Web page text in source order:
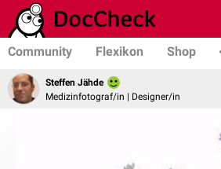
Community Flexikon Shop
Steffen Jähde
Medizinfotograf/in | Designer/in